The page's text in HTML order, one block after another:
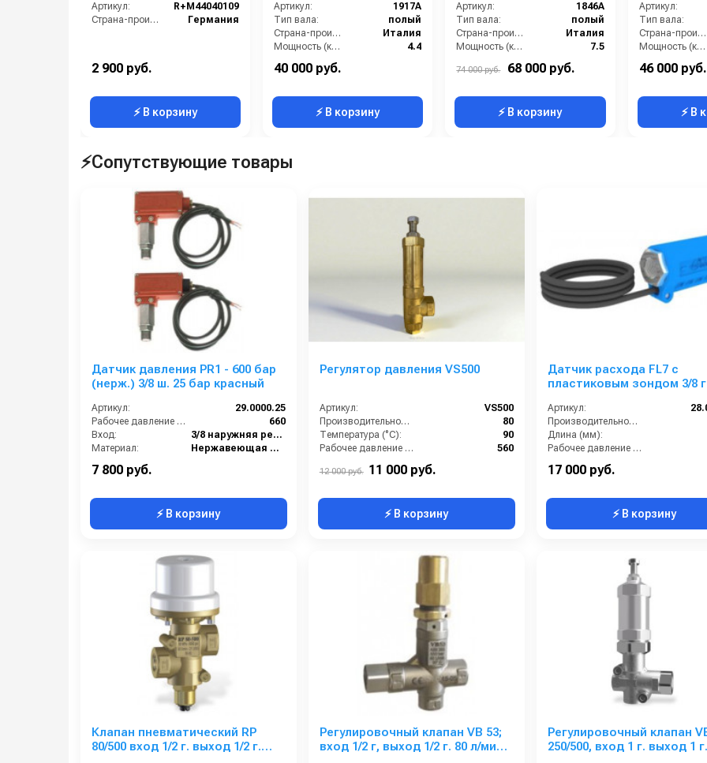
Артикул:
R+M44040109
Страна-производитель:
Германия
2 900 руб.
⚡ В корзину
Артикул:
1917А
Тип вала:
полый
Страна-производитель:
Италия
Мощность (кВт):
4.4
Электропитание (В):
Обороты двигателя (об/мин):
40 000 руб.
⚡ В корзину
Артикул:
1846A
Тип вала:
полый
Страна-производитель:
Италия
Мощность (кВт):
7.5
Обороты двигателя (об/мин):
74 000 руб. 68 000 руб.
⚡ В корзину
Артикул:
Тип вала:
Страна-производитель:
Мощность (кВт):
Электропитание (В):
Обороты двигателя (об/мин):
46 000 руб.
⚡ В
⚡Сопутствующие товары
Датчик давления PR1 - 600 бар
(нерж.) 3/8 ш. 25 бар красный
Артикул:
29.0000.25
Рабочее давление (бар):
660
Вход:
3/8 наружняя резьба
Материал:
Нержавеющая сталь
7 800 руб.
⚡ В корзину
Регулятор давления VS500
Артикул:
VS500
Производительность (л/мин):
80
Температура (°C):
90
Рабочее давление (бар):
560
12 000 руб. 11 000 руб.
⚡ В корзину
Датчик расхода FL7 с
пластиковым зондом 3/8 г
Артикул:
Производительность (л/мин):
Длина (мм):
Рабочее давление (бар):
Мощность (кВт):
17 000 руб.
⚡ В корзину
Клапан пневматический RP
80/500 вход 1/2 г. выход 1/2 г.
Регулировочный клапан VB 53;
вход 1/2 г, выход 1/2 г. 80 л/мин
Регулировочный клапан
250/500, вход 1 г. выход 1 г. 90 °C